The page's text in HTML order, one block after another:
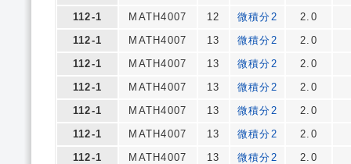
112-1
MATH4007 12 微積分2
2.0
112-1
MATH4007 13 微積分2
2.0
112-1
MATH4007 13 微積分2
2.0
112-1
MATH4007 13 微積分2
2.0
112-1
MATH4007 13 微積分2
2.0
112-1
MATH4007 13 微積分2
2.0
112-1
MATH4007 13 微積分2
2.0